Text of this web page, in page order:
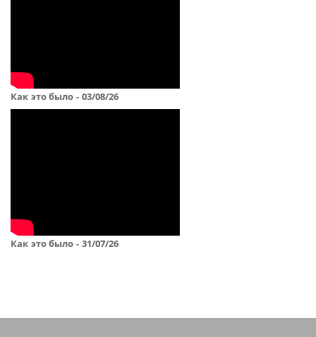
Как это было - 03/08/26
Как это было - 31/07/26